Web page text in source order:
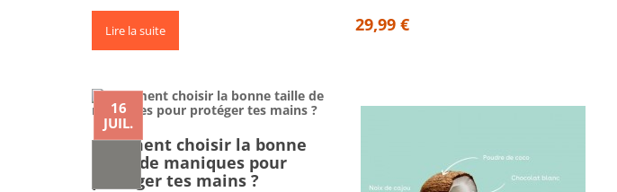
Lire la suite
16
JUIL.
Comment choisir la bonne
taille de maniques pour
protéger tes mains ?
29,99 €